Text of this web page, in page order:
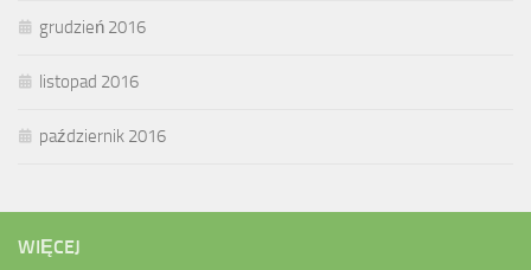
grudzień 2016
listopad 2016
październik 2016
WIĘCEJ